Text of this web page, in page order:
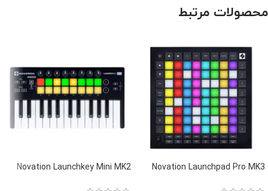
محصولات مرتبط
Novation Launchpad Pro MK3
Novation Launchkey Mini MK2